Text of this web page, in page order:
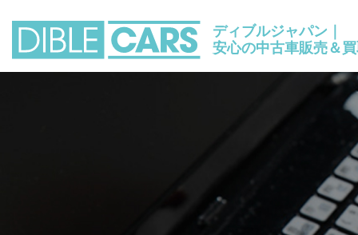
ディブルジャパン｜
安心の中古車販売＆